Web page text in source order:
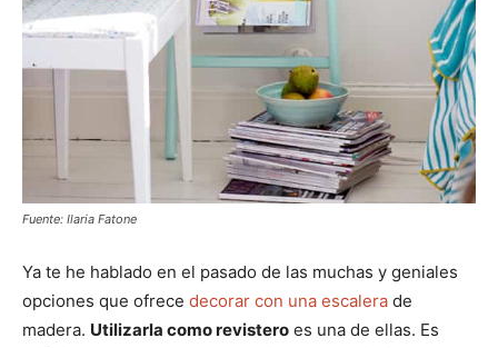
Fuente: Ilaria Fatone
Ya te he hablado en el pasado de las muchas y geniales
opciones que ofrece decorar con una escalera de
madera. Utilizarla como revistero es una de ellas. Es